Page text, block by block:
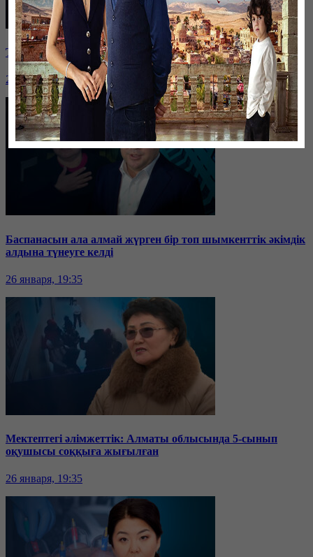
Таразда ТЭЦ қызметкерлері жалақы көтеруді талап етті
26 января, 19:36
Баспанасын ала алмай жүрген бір топ шымкенттік әкімдік
алдына түнеуге келді
26 января, 19:35
Мектептегі әлімжеттік: Алматы облысында 5-сынып
оқушысы соққыға жығылған
26 января, 19:35